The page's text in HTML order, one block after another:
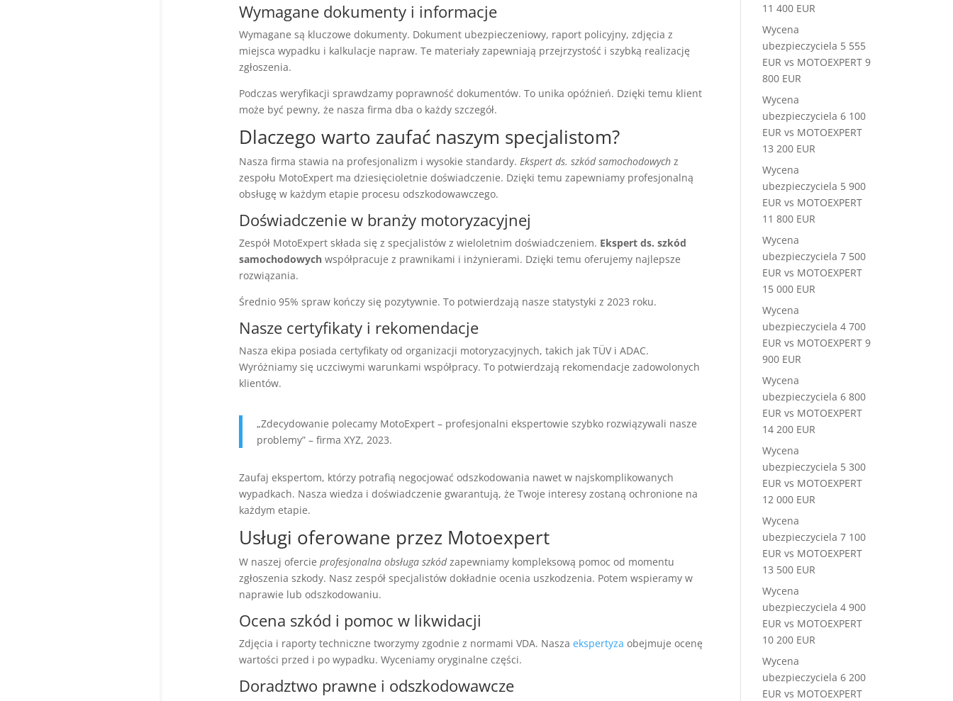
Wymagane dokumenty i informacje
Wymagane są kluczowe dokumenty. Dokument ubezpieczeniowy, raport policyjny, zdjęcia z
miejsca wypadku i kalkulacje napraw. Te materiały zapewniają przejrzystość i szybką realizację
zgłoszenia.
Podczas weryfikacji sprawdzamy poprawność dokumentów. To unika opóźnień. Dzięki temu klient
może być pewny, że nasza firma dba o każdy szczegół.
Dlaczego warto zaufać naszym specjalistom?
Nasza firma stawia na profesjonalizm i wysokie standardy. Ekspert ds. szkód samochodowychz
zespołu MotoExpert ma dziesięcioletnie doświadczenie. Dzięki temu zapewniamy profesjonalną
obsługę w każdym etapie procesu odszkodowawczego.
Doświadczenie w branży motoryzacyjnej
Zespół MotoExpert składa się z specjalistów z wieloletnim doświadczeniem. Ekspert ds. szkód
samochodowychwspółpracuje z prawnikami i inżynierami. Dzięki temu oferujemy najlepsze
rozwiązania.
Średnio 95% spraw kończy się pozytywnie. To potwierdzają nasze statystyki z 2023 roku.
Nasze certyfikaty i rekomendacje
Nasza ekipa posiada certyfikaty od organizacji motoryzacyjnych, takich jak TÜV i ADAC.
Wyróżniamy się uczciwymi warunkami współpracy. To potwierdzają rekomendacje zadowolonych
klientów.
„Zdecydowanie polecamy MotoExpert – profesjonalni ekspertowie szybko rozwiązywali nasze
problemy” – firma XYZ, 2023.
Zaufaj ekspertom, którzy potrafią negocjować odszkodowania nawet w najskomplikowanych
wypadkach. Nasza wiedza i doświadczenie gwarantują, że Twoje interesy zostaną ochronione na
każdym etapie.
Usługi oferowane przez Motoexpert
W naszej ofercie profesjonalna obsługa szkódzapewniamy kompleksową pomoc od momentu
zgłoszenia szkody. Nasz zespół specjalistów dokładnie ocenia uszkodzenia. Potem wspieramy w
naprawie lub odszkodowaniu.
Ocena szkód i pomoc w likwidacji
Zdjęcia i raporty techniczne tworzymy zgodnie z normami VDA. Nasza ekspertyza obejmuje ocenę
wartości przed i po wypadku. Wyceniamy oryginalne części.
Doradztwo prawne i odszkodowawcze
11 400 EUR
Wycena
ubezpieczyciela 5 555
EUR vs MOTOEXPERT 9
800 EUR
Wycena
ubezpieczyciela 6 100
EUR vs MOTOEXPERT
13 200 EUR
Wycena
ubezpieczyciela 5 900
EUR vs MOTOEXPERT
11 800 EUR
Wycena
ubezpieczyciela 7 500
EUR vs MOTOEXPERT
15 000 EUR
Wycena
ubezpieczyciela 4 700
EUR vs MOTOEXPERT 9
900 EUR
Wycena
ubezpieczyciela 6 800
EUR vs MOTOEXPERT
14 200 EUR
Wycena
ubezpieczyciela 5 300
EUR vs MOTOEXPERT
12 000 EUR
Wycena
ubezpieczyciela 7 100
EUR vs MOTOEXPERT
13 500 EUR
Wycena
ubezpieczyciela 4 900
EUR vs MOTOEXPERT
10 200 EUR
Wycena
ubezpieczyciela 6 200
EUR vs MOTOEXPERT